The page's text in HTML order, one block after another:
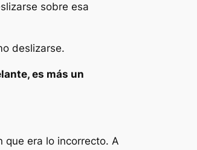
sobre esa
deslizarse.
es más un
que era lo incorrecto. A